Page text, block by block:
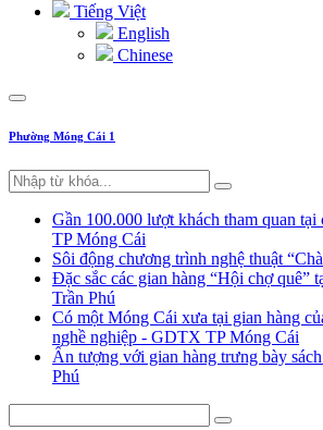
Tiếng Việt
English
Chinese
Phường Móng Cái 1
Gần 100.000 lượt khách tham quan tại
TP Móng Cái
Sôi động chương trình nghệ thuật
Đặc sắc các gian hàng “Hội chợ quê”
Trần Phú
Có một Móng Cái xưa tại gian hàng
nghề nghiệp - GDTX TP Móng Cái
Ấn tượng với gian hàng trưng bày
Phú